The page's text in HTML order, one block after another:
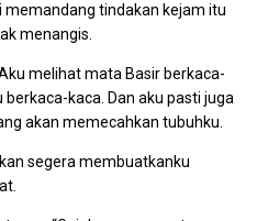
memandang tindakan kejam itu
menangis.
melihat mata Basir berkaca-
kaca. Dan aku pasti juga
akan memecahkan tubuhku.
segera membuatkanku